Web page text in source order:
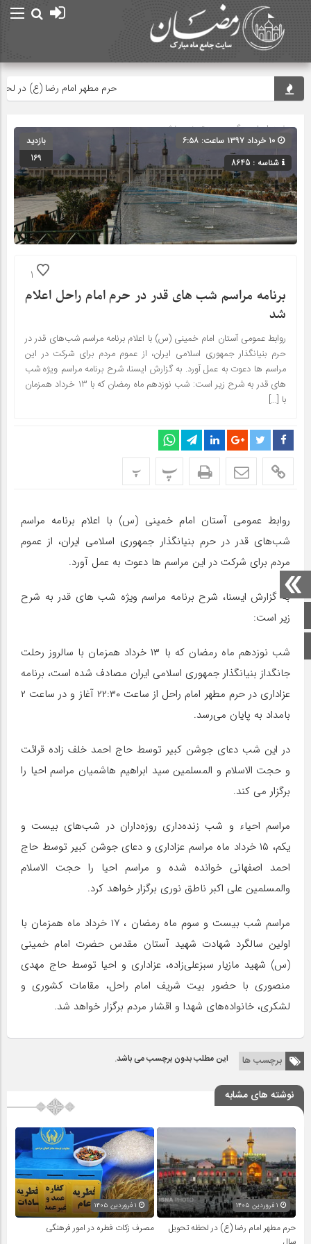
صفحه اصلی
اینستاگرام
حرم مطهر امام رضا (ع) در لحظه
صفحه اصلی» گروه » دسته‌بندی نشده
شناسه : 8645
بازدید
169
1
برنامه مراسم شب های قدر در حرم امام راحل اعلام
شد
روابط عمومی آستان امام خمینی (س) با اعلام برنامه مراسم شب‌های قدر در
حرم بنیانگذار جمهوری اسلامی ایران، از عموم مردم برای شرکت در این
مراسم ها دعوت به عمل آورد. به گزارش ایسنا، شرح برنامه مراسم ویژه شب
های قدر به شرح زیر است: شب نوزدهم ماه رمضان که با ۱۳ خرداد همزمان
با […]
پ پ
روابط عمومی آستان امام خمینی (س) با اعلام برنامه مراسم
شب‌های قدر در حرم بنیانگذار جمهوری اسلامی ایران، از عموم
مردم برای شرکت در این مراسم ها دعوت به عمل آورد.
به گزارش ایسنا، شرح برنامه مراسم ویژه شب های قدر به شرح
زیر است:
شب نوزدهم ماه رمضان که با ۱۳ خرداد همزمان با سالروز رحلت
جانگداز بنیانگذار جمهوری اسلامی ایران مصادف شده است، برنامه
عزاداری در حرم مطهر امام راحل از ساعت ۲۲:۳۰ آغاز و در ساعت ۲
بامداد به پایان می‌رسد.
در این شب دعای جوشن کبیر توسط حاج احمد خلف زاده قرائت
و حجت الاسلام و المسلمین سید ابراهیم هاشمیان مراسم احیا را
برگزار می کند.
مراسم احیاء و شب زنده‌داری روزه‌داران در شب‌های بیست و
یکم، ۱۵ خرداد ماه مراسم عزاداری و دعای جوشن کبیر توسط حاج
احمد اصفهانی خوانده شده و مراسم احیا را حجت الاسلام
والمسلمین علی اکبر ناطق نوری برگزار خواهد کرد.
مراسم شب بیست و سوم ماه رمضان ، ۱۷ خرداد ماه همزمان با
اولین سالگرد شهادت شهید آستان مقدس حضرت امام خمینی
(س) شهید مازیار سبزعلی‌زاده، عزاداری و احیا توسط حاج مهدی
منصوری با حضور بیت شریف امام راحل، مقامات کشوری و
لشکری، خانواده‌های شهدا و اقشار مردم برگزار خواهد شد.
برچسب ها این مطلب بدون برچسب می باشد.
نوشته های مشابه
حرم مطهر امام رضا (ع) در لحظه تحویل
مصرف زکات فطره در امور فرهنگی